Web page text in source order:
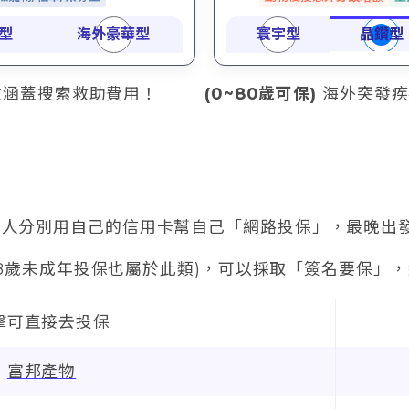
蓋搜索救助費用！ (0~80歲可保) 海外突發
分別用自己的信用卡幫自己「網路投保」，最晚出
未成年投保也屬於此類)，可以採取「簽名要保」
可直接去投保
富邦產物